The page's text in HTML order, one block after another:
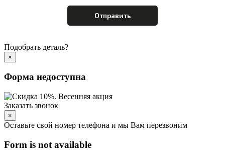
Подобрать деталь?
×
Форма недоступна
Заказать звонок
×
Оставьте свой номер телефона и мы Вам перезвоним
Form is not available